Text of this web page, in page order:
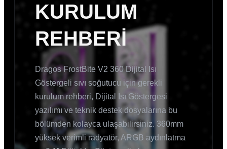
KURULUM
REHBERİ
Dragos FrostBite V2 360 Dijital Isı
Göstergeli sıvı soğutucu için gerekli
kurulum rehberi, Dijital Isı Göstergesi
yazılımı ve teknik destek dosyalarına bu
bölümden kolayca ulaşabilirsiniz. 360mm
yüksek verimli radyatör, ARGB aydınlatma